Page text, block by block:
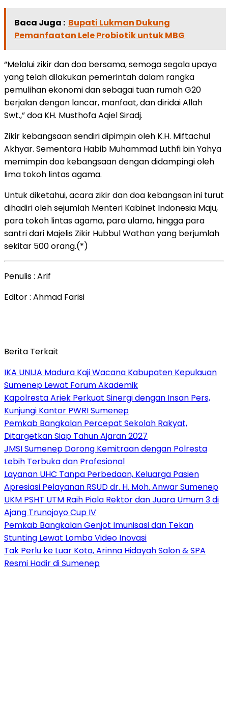
Baca Juga : Bupati Lukman Dukung
Pemanfaatan Lele Probiotik untuk MBG
“Melalui zikir dan doa bersama, semoga segala upaya
yang telah dilakukan pemerintah dalam rangka
pemulihan ekonomi dan sebagai tuan rumah G20
berjalan dengan lancar, manfaat, dan diridai Allah
Swt.,” doa KH. Musthofa Aqiel Siradj.
Zikir kebangsaan sendiri dipimpin oleh K.H. Miftachul
Akhyar. Sementara Habib Muhammad Luthfi bin Yahya
memimpin doa kebangsaan dengan didampingi oleh
lima tokoh lintas agama.
Untuk diketahui, acara zikir dan doa kebangsan ini turut
dihadiri oleh sejumlah Menteri Kabinet Indonesia Maju,
para tokoh lintas agama, para ulama, hingga para
santri dari Majelis Zikir Hubbul Wathan yang berjumlah
sekitar 500 orang.(*)
Penulis : Arif
Editor : Ahmad Farisi
Berita Terkait
IKA UNIJA Madura Kaji Wacana Kabupaten Kepulauan
Sumenep Lewat Forum Akademik
Kapolresta Ariek Perkuat Sinergi dengan Insan Pers,
Kunjungi Kantor PWRI Sumenep
Pemkab Bangkalan Percepat Sekolah Rakyat,
Ditargetkan Siap Tahun Ajaran 2027
JMSI Sumenep Dorong Kemitraan dengan Polresta
Lebih Terbuka dan Profesional
Layanan UHC Tanpa Perbedaan, Keluarga Pasien
Apresiasi Pelayanan RSUD dr. H. Moh. Anwar Sumenep
UKM PSHT UTM Raih Piala Rektor dan Juara Umum 3 di
Ajang Trunojoyo Cup IV
Pemkab Bangkalan Genjot Imunisasi dan Tekan
Stunting Lewat Lomba Video Inovasi
Tak Perlu ke Luar Kota, Arinna Hidayah Salon & SPA
Resmi Hadir di Sumenep